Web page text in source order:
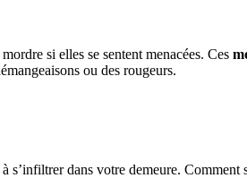
si elles se sentent menacées. Ces
ou des rougeurs.
s’infiltrer dans votre demeure.